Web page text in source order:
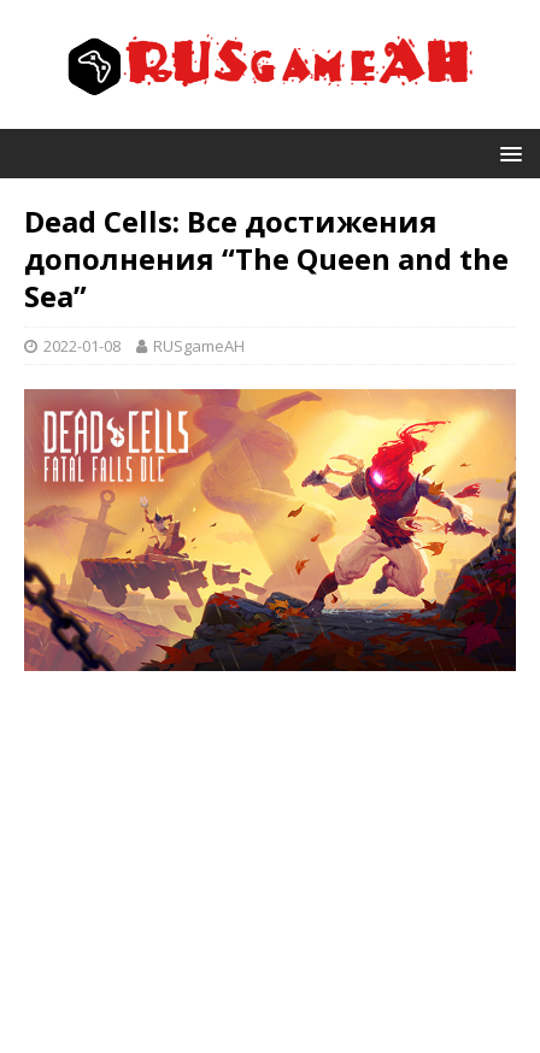
Dead Cells: Все достижения
дополнения “The Queen and the
Sea”
2022-01-08 RUSgameAH